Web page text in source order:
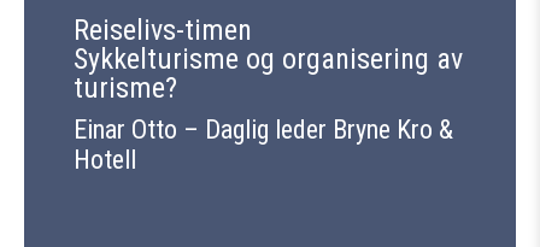
Reiselivs-timen
Sykkelturisme og organisering av
turisme?
Einar Otto – Daglig leder Bryne Kro &
Hotell